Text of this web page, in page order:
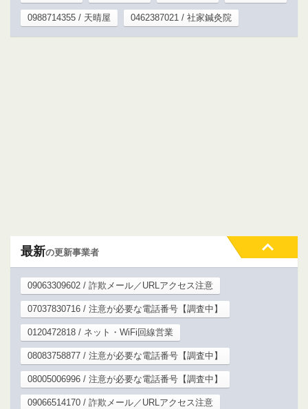
0988714355 / 天晴屋 0462387021 / 社家鍼灸院
最新の更新事業者
09063309602 / 詐欺メール／URLアクセス注意
07037830716 / 注意が必要な電話番号【調査中】
0120472818 / ネット・WiFi回線営業
08083758877 / 注意が必要な電話番号【調査中】
08005006996 / 注意が必要な電話番号【調査中】
09066514170 / 詐欺メール／URLアクセス注意